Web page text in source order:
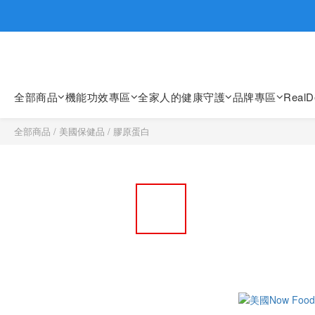
全部商品 機能功效專區 全家人的健康守護 品牌專區
全部商品 / 美國保健品 / 膠原蛋白